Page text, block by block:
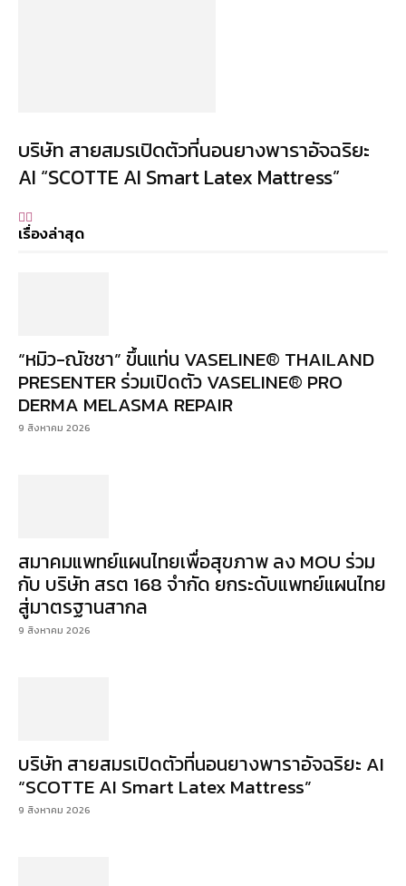
บริษัท สายสมรเปิดตัวที่นอนยางพาราอัจฉริยะ
AI “SCOTTE AI Smart Latex Mattress”
เรื่องล่าสุด
“หมิว-ณัชชา” ขึ้นแท่น VASELINE® THAILAND
PRESENTER ร่วมเปิดตัว VASELINE® PRO
DERMA MELASMA REPAIR
9 สิงหาคม 2026
สมาคมแพทย์แผนไทยเพื่อสุขภาพ ลง MOU ร่วม
กับ บริษัท สรต 168 จำกัด ยกระดับแพทย์แผนไทย
สู่มาตรฐานสากล
9 สิงหาคม 2026
บริษัท สายสมรเปิดตัวที่นอนยางพาราอัจฉริยะ AI
“SCOTTE AI Smart Latex Mattress”
9 สิงหาคม 2026